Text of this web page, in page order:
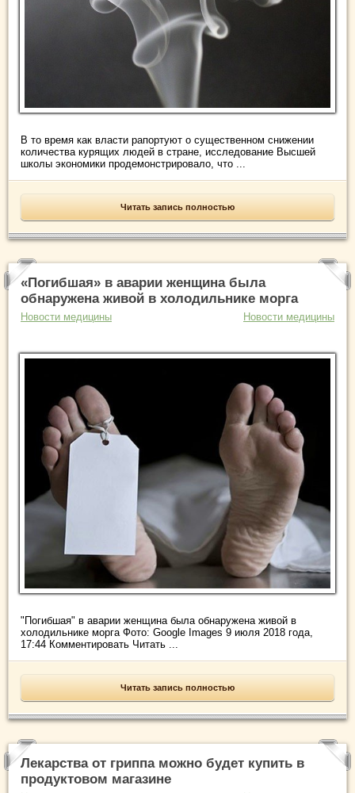
В то время как власти рапортуют о существенном снижении
количества курящих людей в стране, исследование Высшей
школы экономики продемонстрировало, что ...
Читать запись полностью
«Погибшая» в аварии женщина была
обнаружена живой в холодильнике морга
Новости медицины Новости медицины
"Погибшая" в аварии женщина была обнаружена живой в
холодильнике морга Фото: Google Images 9 июля 2018 года,
17:44 Комментировать Читать ...
Читать запись полностью
Лекарства от гриппа можно будет купить в
продуктовом магазине